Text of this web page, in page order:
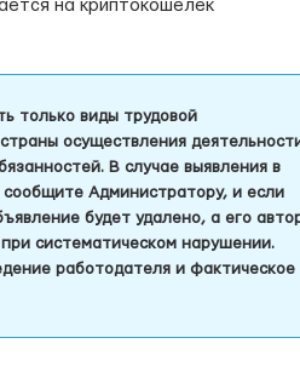
на криптокошелек
только виды трудовой
осуществления
В случае выявления в
Администратору, и если
будет удалено, а его
систематическом нарушении.
работодателя и фактическое